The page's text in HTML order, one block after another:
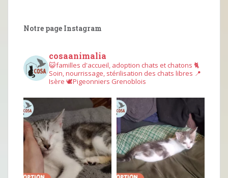
Notre page Instagram
cosaanimalia
😺familles d'accueil, adoption chats et chatons 🐈
Soin, nourrissage, stérilisation des chats libres 📍
Isère 🕊︎Pigeonniers Grenoblois